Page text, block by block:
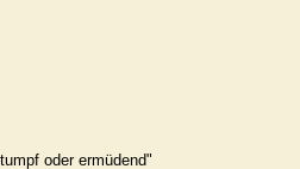
oder ermüdend"